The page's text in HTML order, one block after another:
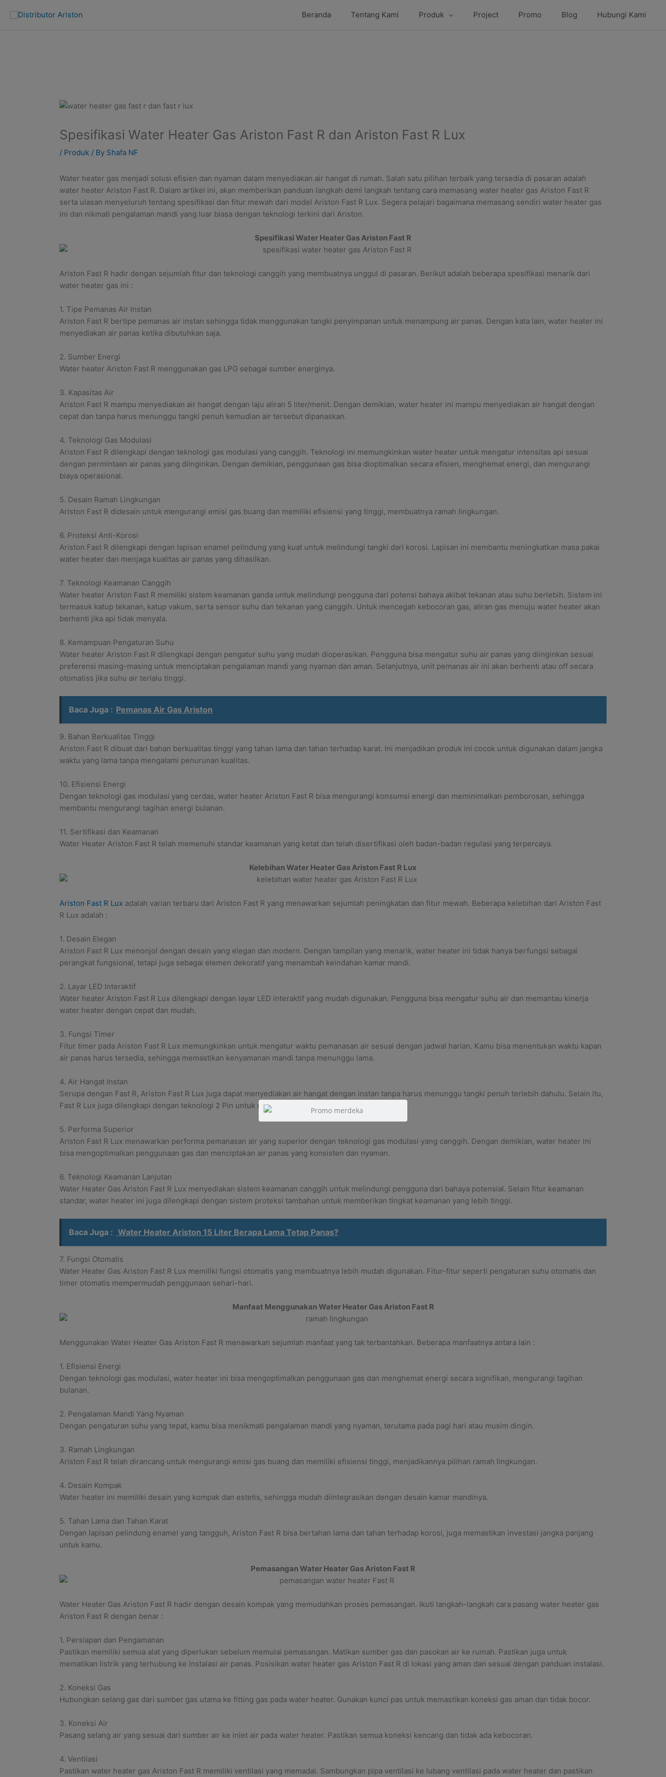
Beranda Tentang Kami Produk Project Promo Blog Hubungi Kami
Spesifikasi Water Heater Gas Ariston Fast R dan Ariston Fast R Lux
/ Produk / By Shafa NF
Water heater gas menjadi solusi efisien dan nyaman dalam menyediakan air hangat di rumah. Salah satu pilihan terbaik yang tersedia di pasaran adalah
water heater Ariston Fast R. Dalam artikel ini, akan memberikan panduan langkah demi langkah tentang cara memasang water heater gas Ariston Fast R
serta ulasan menyeluruh tentang spesifikasi dan fitur mewah dari modelAriston Fast R Lux. Segera pelajari bagaimana memasang sendiri water heater gas
ini dan nikmati pengalaman mandi yang luar biasa dengan teknologi terkini dari Ariston.
Spesifikasi Water Heater Gas Ariston Fast R
Ariston Fast R hadir dengan sejumlah fitur dan teknologi canggih yang membuatnya unggul di pasaran. Berikut adalah beberapa spesifikasi menarik dari
water heater gas ini :
1. Tipe Pemanas Air Instan
Ariston Fast R bertipe pemanas air instan sehingga tidak menggunakan tangki penyimpanan untuk menampung air panas. Dengan kata lain, water heater ini
menyediakan air panas ketika dibutuhkan saja.
2. Sumber Energi
Water heater Ariston Fast R menggunakan gas LPG sebagai sumber energinya.
3. Kapasitas Air
Ariston Fast R mampu menyediakan air hangat dengan laju aliran 5 liter/menit. Dengan demikian, water heater ini mampu menyediakan air hangat dengan
cepat dan tanpa harus menunggu tangki penuh kemudian air tersebut dipanaskan.
4. Teknologi Gas Modulasi
Ariston Fast R dilengkapi dengan teknologi gas modulasi yang canggih. Teknologi ini memungkinkan water heater untuk mengatur intensitas api sesuai
dengan permintaan air panas yang diinginkan. Dengan demikian, penggunaan gas bisa dioptimalkan secara efisien, menghemat energi, dan mengurangi
biaya operasional.
5. Desain Ramah Lingkungan
Ariston Fast R didesain untuk mengurangi emisi gas buang dan memiliki efisiensi yang tinggi, membuatnya ramah lingkungan.
6. Proteksi Anti-Korosi
Ariston Fast R dilengkapi dengan lapisan enamel pelindung yang kuat untuk melindungi tangki dari korosi. Lapisan ini membantu meningkatkan masa pakai
water heater dan menjaga kualitas air panas yang dihasilkan.
7. Teknologi Keamanan Canggih
Water heater Ariston Fast R memiliki sistem keamanan ganda untuk melindungi pengguna dari potensi bahaya akibat tekanan atau suhu berlebih. Sistem ini
termasuk katup tekanan, katup vakum, serta sensor suhu dan tekanan yang canggih. Untuk mencegah kebocoran gas, aliran gas menuju water heater akan
berhenti jika api tidak menyala.
8. Kemampuan Pengaturan Suhu
Water heater Ariston Fast R dilengkapi dengan pengatur suhu yang mudah dioperasikan. Pengguna bisa mengatur suhu air panas yang diinginkan sesuai
preferensi masing-masing untuk menciptakan pengalaman mandi yang nyaman dan aman. Selanjutnya, unit pemanas air ini akan berhenti atau off secara
otomatiss jika suhu air terlalu tinggi.
Baca Juga : Pemanas Air Gas Ariston
9. Bahan Berkualitas Tinggi
Ariston Fast R dibuat dari bahan berkualitas tinggi yang tahan lama dan tahan terhadap karat. Ini menjadikan produk ini cocok untuk digunakan dalam jangka
waktu yang lama tanpa mengalami penurunan kualitas.
10. Efisiensi Energi
Dengan teknologi gas modulasi yang cerdas, water heater Ariston Fast R bisa mengurangi konsumsi energi dan meminimalkan pemborosan, sehingga
membantu mengurangi tagihan energi bulanan.
11. Sertifikasi dan Keamanan
Water Heater Ariston Fast R telah memenuhi standar keamanan yang ketat dan telah disertifikasi oleh badan-badan regulasi yang terpercaya.
Kelebihan Water Heater Gas Ariston Fast R Lux
Ariston Fast R Lux adalah varian terbaru dari Ariston Fast R yang menawarkan sejumlah peningkatan dan fitur mewah. Beberapa kelebihan dari Ariston Fast
R Lux adalah :
1. Desain Elegan
Ariston Fast R Lux menonjol dengan desain yang elegan dan modern. Dengan tampilan yang menarik, water heater ini tidak hanya berfungsi sebagai
perangkat fungsional, tetapi juga sebagai elemen dekoratif yang menambah keindahan kamar mandi.
2. Layar LED Interaktif
Water heater Ariston Fast R Lux dilengkapi dengan layar LED interaktif yang mudah digunakan. Pengguna bisa mengatur suhu air dan memantau kinerja
water heater dengan cepat dan mudah.
3. Fungsi Timer
Fitur timer pada Ariston Fast R Lux memungkinkan untuk mengatur waktu pemanasan air sesuai dengan jadwal harian. Kamu bisa menentukan waktu kapan
air panas harus tersedia, sehingga memastikan kenyamanan mandi tanpa menunggu lama.
4. Air Hangat Instan
Serupa dengan Fast R, Ariston Fast R Lux juga dapat menyediakan air hangat dengan instan tanpa harus menunggu tangki penuh terlebih dahulu. Selain itu,
Fast R Lux juga dilengkapi dengan teknologi 2 Pin untuk memanaskan air dengan lebih cepat.
5. Performa Superior
Ariston Fast R Lux menawarkan performa pemanasan air yang superior dengan teknologi gas modulasi yang canggih. Dengan demikian, water heater ini
bisa mengoptimalkan penggunaan gas dan menciptakan air panas yang konsisten dan nyaman.
6. Teknologi Keamanan Lanjutan
Water Heater Gas Ariston Fast R Lux menyediakan sistem keamanan canggih untuk melindungi pengguna dari bahaya potensial. Selain fitur keamanan
standar, water heater ini juga dilengkapi dengan sistem proteksi tambahan untuk memberikan tingkat keamanan yang lebih tinggi.
Baca Juga : Water Heater Ariston 15 Liter Berapa Lama Tetap Panas?
7. Fungsi Otomatis
Water Heater Gas Ariston Fast R Lux memiliki fungsi otomatis yang membuatnya lebih mudah digunakan. Fitur-fitur seperti pengaturan suhu otomatis dan
timer otomatis mempermudah penggunaan sehari-hari.
Manfaat Menggunakan Water Heater Gas Ariston Fast R
Menggunakan Water Heater Gas Ariston Fast R menawarkan sejumlah manfaat yang tak terbantahkan. Beberapa manfaatnya antara lain :
1. Efisiensi Energi
Dengan teknologi gas modulasi, water heater ini bisa mengoptimalkan penggunaan gas dan menghemat energi secara signifikan, mengurangi tagihan
bulanan.
2. Pengalaman Mandi Yang Nyaman
Dengan pengaturan suhu yang tepat, kamu bisa menikmati pengalaman mandi yang nyaman, terutama pada pagi hari atau musim dingin.
3. Ramah Lingkungan
Ariston Fast R telah dirancang untuk mengurangi emisi gas buang dan memiliki efisiensi tinggi, menjadikannya pilihan ramah lingkungan.
4. Desain Kompak
Water heater ini memiliki desain yang kompak dan estetis, sehingga mudah diintegrasikan dengan desain kamar mandinya.
5. Tahan Lama dan Tahan Karat
Dengan lapisan pelindung enamel yang tangguh, Ariston Fast R bisa bertahan lama dan tahan terhadap korosi, juga memastikan investasi jangka panjang
untuk kamu.
Pemasangan Water Heater Gas Ariston Fast R
Water Heater Gas Ariston Fast R hadir dengan desain kompak yang memudahkan proses pemasangan. Ikuti langkah-langkah cara pasang water heater gas
Ariston Fast R dengan benar :
1. Persiapan dan Pengamanan
Pastikan memiliki semua alat yang diperlukan sebelum memulai pemasangan. Matikan sumber gas dan pasokan air ke rumah. Pastikan juga untuk
mematikan listrik yang terhubung ke instalasi air panas. Posisikan water heater gas Ariston Fast R di lokasi yang aman dan sesuai dengan panduan instalasi.
2. Koneksi Gas
Hubungkan selang gas dari sumber gas utama ke fitting gas pada water heater. Gunakan kunci pas untuk memastikan koneksi gas aman dan tidak bocor.
3. Koneksi Air
Pasang selang air yang sesuai dari sumber air ke inlet air pada water heater. Pastikan semua koneksi kencang dan tidak ada kebocoran.
4. Ventilasi
Pastikan water heater gas Ariston Fast R memiliki ventilasi yang memadai. Sambungkan pipa ventilasi ke lubang ventilasi pada water heater dan pastikan